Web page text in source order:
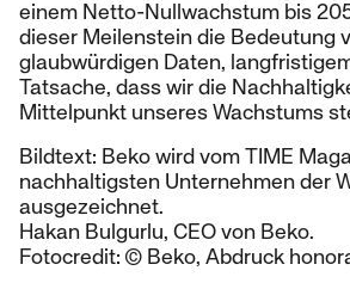
einem Netto-Nullwachstum bis
dieser Meilenstein die Bedeutung
glaubwürdigen Daten,
Tatsache, dass wir die
Mittelpunkt unseres Wachstums
Bildtext: Beko wird vom TIME
nachhaltigsten Unternehmen der
ausgezeichnet.
Hakan Bulgurlu, CEO von Beko.
Fotocredit: © Beko, Abdruck